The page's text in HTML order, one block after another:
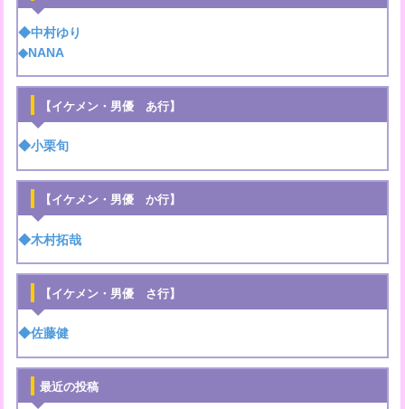
◆中村ゆり
◆NANA
【イケメン・男優 あ行】
◆小栗旬
【イケメン・男優 か行】
◆木村拓哉
【イケメン・男優 さ行】
◆佐藤健
最近の投稿